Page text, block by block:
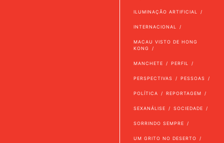
ILUMINAÇÃO ARTIFICIAL
INTERNACIONAL
MACAU VISTO DE HONG
KONG
MANCHETE PERFIL
PERSPECTIVAS PESSOAS
POLÍTICA REPORTAGEM
SEXANÁLISE SOCIEDADE
SORRINDO SEMPRE
UM GRITO NO DESERTO